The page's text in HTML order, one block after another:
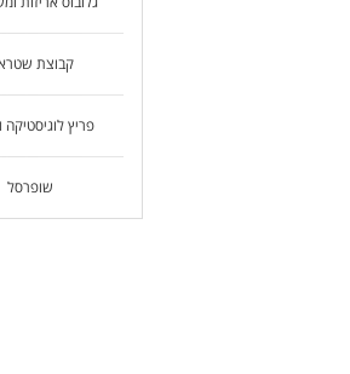
קבוצת
פריץ לוגיסטיקה
שופרסל